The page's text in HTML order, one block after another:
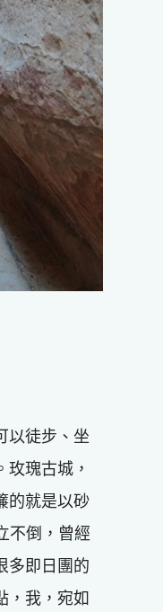
以徒步、坐
瑰古城，
的就是以砂
不倒，曾經
多即日團的
，我，宛如